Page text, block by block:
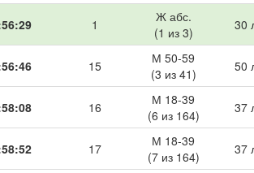
1
Ж абс.
(1 из 3)
30
15
М 50-59
(3 из 41)
50
16
М 18-39
(6 из 164)
37
17
М 18-39
(7 из 164)
37